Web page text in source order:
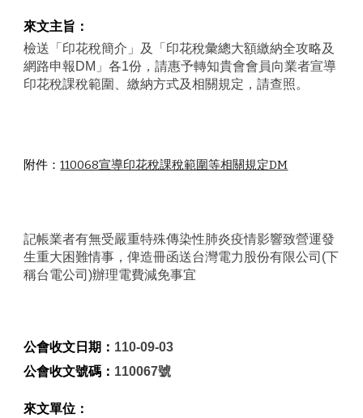
來文主旨：
檢送「印花稅簡介」及「印花稅彙總大額繳納全攻略及
網路申報DM」各1份，請惠予轉知貴會會員向業者宣導
印花稅課稅範圍、繳納方式及相關規定，請查照。
附件：110068宣導印花稅課稅範圍等相關規定DM
記帳業者有無受嚴重特殊傳染性肺炎疫情影響致營運發
生重大困難情事，俾造冊函送台灣電力股份有限公司(下
稱台電公司)辦理電費減免事宜
公會收文日期： 110-09-03
公會收文號碼： 110067號
來文單位：